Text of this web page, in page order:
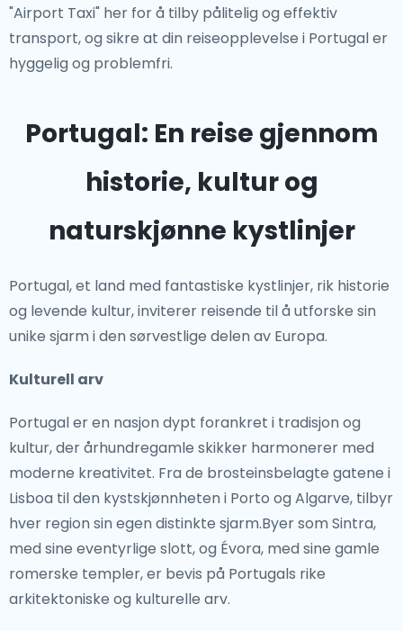
"Airport Taxi" her for å tilby pålitelig og effektiv
transport, og sikre at din reiseopplevelse i Portugal er
hyggelig og problemfri.
Portugal: En reise gjennom
historie, kultur og
naturskjønne kystlinjer
Portugal, et land med fantastiske kystlinjer, rik historie
og levende kultur, inviterer reisende til å utforske sin
unike sjarm i den sørvestlige delen av Europa.
Kulturell arv
Portugal er en nasjon dypt forankret i tradisjon og
kultur, der århundregamle skikker harmonerer med
moderne kreativitet. Fra de brosteinsbelagte gatene i
Lisboa til den kystskjønnheten i Porto og Algarve, tilbyr
hver region sin egen distinkte sjarm.Byer som Sintra,
med sine eventyrlige slott, og Évora, med sine gamle
romerske templer, er bevis på Portugals rike
arkitektoniske og kulturelle arv.